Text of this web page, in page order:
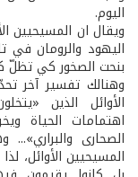
اليوم.
ويقال ان المسيحيين
اليهود والرومان في
بنحت الصخور كي تظلّ
وهنالك تفسير آخر
الأوائل الذين
اهتمامات الحياة
الصحارى
المسيحيين الأوائل،